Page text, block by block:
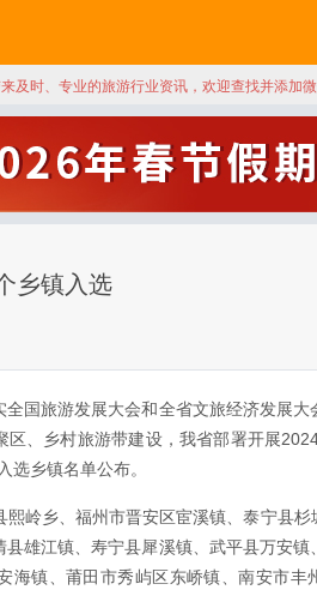
及时、专业的旅游行业资讯，欢迎查找并添加
乡镇入选
国旅游发展大会和全省文旅经济发展大
、乡村旅游带建设，我省部署开展
选乡镇名单公布。
岭乡、福州市晋安区宦溪镇、泰宁县杉
雄江镇、寿宁县犀溪镇、武平县万安镇
海镇、莆田市秀屿区东峤镇、南安市丰